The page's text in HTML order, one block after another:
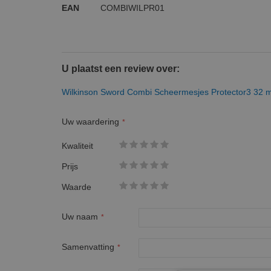
EAN COMBIWILPR01
U plaatst een review over:
Wilkinson Sword Combi Scheermesjes Protector3 32
Uw waardering
Kwaliteit
star
stars
stars
stars
stars
Prijs
star
stars
stars
stars
stars
Waarde
Uw naam
Samenvatting